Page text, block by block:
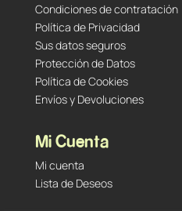
Condiciones de contratación
Política de Privacidad
Sus datos seguros
Protección de Datos
Política de Cookies
Envíos y Devoluciones
Mi Cuenta
Mi cuenta
Lista de Deseos